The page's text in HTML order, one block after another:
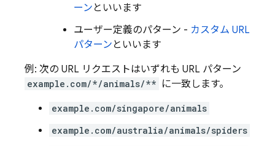
ーン といいます
ユーザー定義のパターン - カスタム URL
パターン といいます
例: 次の URL リクエストはいずれも URL パターン
example.com/*/animals/** に一致します。
example.com/singapore/animals
example.com/australia/animals/spiders